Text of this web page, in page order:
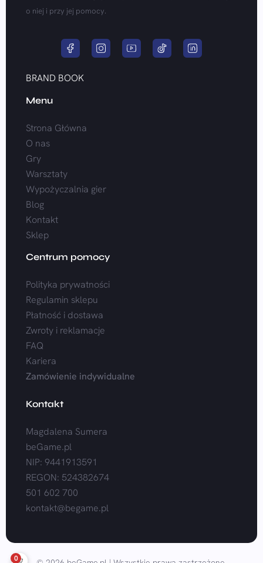
o niej i przy jej pomocy.
BRAND BOOK
Menu
Strona Główna
O nas
Gry
Warsztaty
Wypożyczalnia gier
Blog
Kontakt
Sklep
Centrum pomocy
Polityka prywatności
Regulamin sklepu
Płatność i dostawa
Zwroty i reklamacje
FAQ
Kariera
Zamówienie indywidualne
Kontakt
Magdalena Sumera
beGame.pl
NIP: 9441913591
REGON: 524382674
501 602 700
kontakt@begame.pl
0